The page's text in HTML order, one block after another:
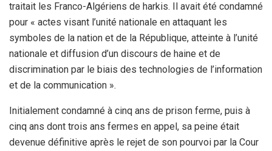
traitait les Franco-Algériens de harkis. Il avait été condamné
pour « actes visant l’unité nationale en attaquant les
symboles de la nation et de la République, atteinte à l’unité
nationale et diffusion d’un discours de haine et de
discrimination par le biais des technologies de l’information
et de la communication ».
Initialement condamné à cinq ans de prison ferme, puis à
cinq ans dont trois ans fermes en appel, sa peine était
devenue définitive après le rejet de son pourvoi par la Cour